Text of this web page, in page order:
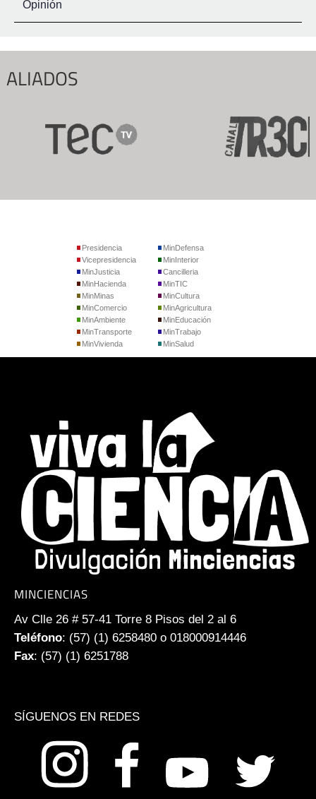
Opinión
ALIADOS
Presidencia
Vicepresidencia
MinJusticia
MinDefensa
MinInterior
Cancilleria
MinHacienda
MinMinas
MinComercio
MinTIC
MinCultura
MinAgricultura
MinAmbiente
MinTransporte
MinVivienda
MinEducación
MinTrabajo
MinSalud
MINCIENCIAS
Av Clle 26 # 57-41 Torre 8 Pisos del 2 al 6
Teléfono: (57) (1) 6258480 o 018000914446
Fax: (57) (1) 6251788
SÍGUENOS EN REDES